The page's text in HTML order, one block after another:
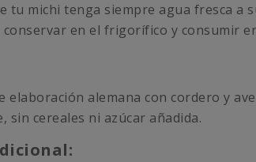
tu michi tenga siempre agua fresca a
en el frigorífico y consumir
elaboración alemana con cordero y
sin cereales ni azúcar añadida.